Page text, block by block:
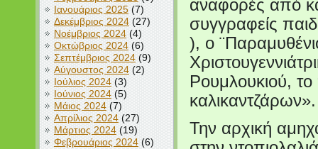
Ιανουάριος 2025(7)
Δεκέμβριος 2024(27)
Νοέμβριος 2024(4)
Οκτώβριος 2024(6)
Σεπτέμβριος 2024(9)
Αύγουστος 2024(2)
Ιούλιος 2024(3)
Ιούνιος 2024(5)
Μάιος 2024(7)
Απρίλιος 2024(27)
Μάρτιος 2024(19)
Φεβρουάριος 2024(6)
αναφορές από
συγγραφείς
), ο
Ρουμλουκιού,
καλικαντζάρων».
Την αρχική